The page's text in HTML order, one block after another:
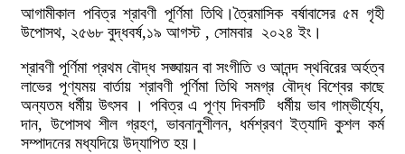
আগামীকাল পবিত্র শ্রাবণী পূর্ণিমা তিথি।ত্রৈমাসিক বর্ষাবাসের ৫ম গৃহী
উপোসথ, ২৫৬৮ বুদ্ধবর্ষ,১৯ আগস্ট , সোমবার ২০২৪ ইং।
শ্রাবণী পূর্ণিমা প্রথম বৌদ্ধ সঙ্ঘায়ন বা সংগীতি ও আনন্দ স্থবিরের অর্হত্ব
লাভের পূণ্যময় বার্তায় শ্রাবণী পূর্ণিমা তিথি সমগ্র বৌদ্ধ বিশ্বের কাছে
অন্যতম ধর্মীয় উৎসব । পবিত্র এ পূণ্য দিবসটি ধর্মীয় ভাব গাম্ভীর্য্যে,
দান, উপোসথ শীল গ্রহণ, ভাবনানুশীলন, ধর্মশ্রবণ ইত্যাদি কুশল কর্ম
সম্পাদনের মধ্যদিয়ে উদ্যাপিত হয়।